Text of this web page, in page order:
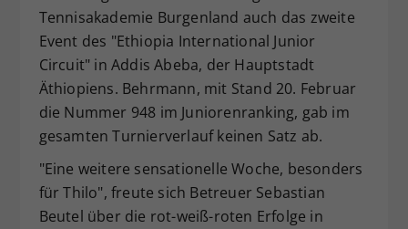
Tennisakademie Burgenland auch das zweite
Event des "Ethiopia International Junior
Circuit" in Addis Abeba, der Hauptstadt
Äthiopiens. Behrmann, mit Stand 20. Februar
die Nummer 948 im Juniorenranking, gab im
gesamten Turnierverlauf keinen Satz ab.
"Eine weitere sensationelle Woche, besonders
für Thilo", freute sich Betreuer Sebastian
Beutel über die rot-weiß-roten Erfolge in
Zweck
Dieser Wert speichert Ihre Consent-
Einstellungen. Unter anderem eine
zufällig generierte ID, für die
historische Speicherung Ihrer
vorgenommen Einstellungen, falls der
Webseiten-Betreiber dies eingestellt
hat.